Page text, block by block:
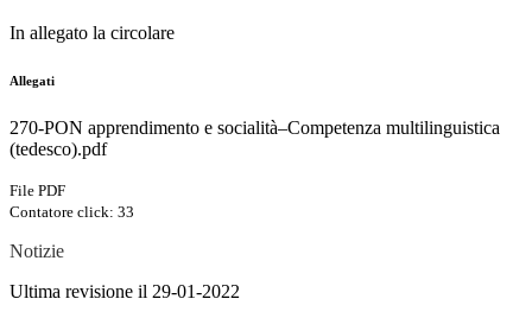
In allegato la circolare
Allegati
270-PON apprendimento e socialità–Competenza multilinguistica
(tedesco).pdf
File PDF
Contatore click: 33
Notizie
Ultima revisione il 29-01-2022